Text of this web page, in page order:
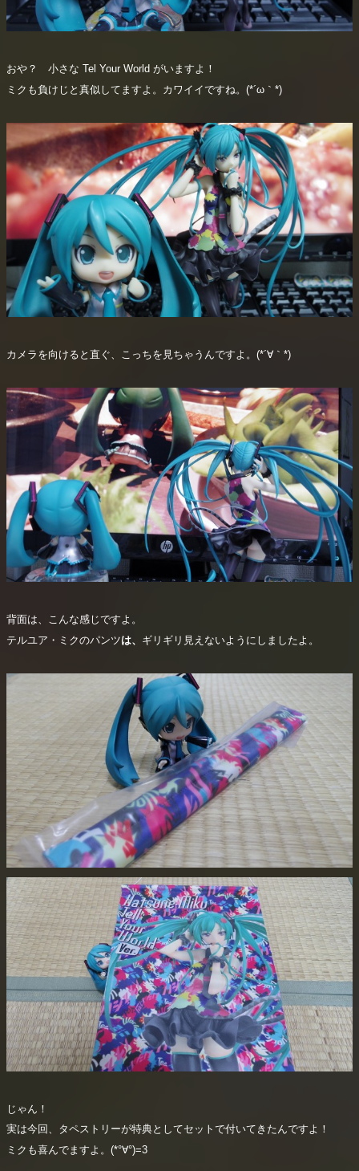
おや？ 小さな Tel Your World がいますよ！
ミクも負けじと真似してますよ。カワイイですね。(*´ω｀*)
カメラを向けると直ぐ、こっちを見ちゃうんですよ。(*´∀｀*)
背面は、こんな感じですよ。
テルユア・ミクのパンツは、 ギリギリ見えないようにしましたよ。
じゃん！
実は今回、タペストリーが特典としてセットで付いてきたんですよ！
ミクも喜んでますよ。(*°∀°)=3